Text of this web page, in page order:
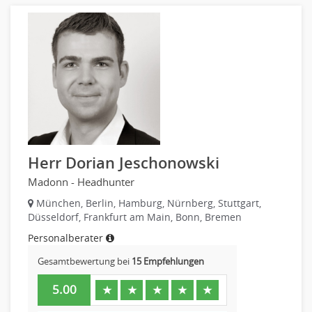
Firmenkundengeschäft
Investment-Banking
Kreditanalyse
Banken, Finanzdienstleister und Versicherungen Leitung,
Teamleitung
Mergers & Acquisitions
Privatkundengeschäft
Mathematik, Produkt, Statistik
Versicherung: Sachbearbeitung
Zahlungsverkehr
Ausbilder
Berufsschule
Erwachsenenbildung
Erzieher
Kindergarten, KiTa, Vorschule
Bildung & Soziales Leitung, Teamleitung
Herr Dorian Jeschonowski
Madonn - Headhunter
München, Berlin, Hamburg, Nürnberg, Stuttgart,
Düsseldorf, Frankfurt am Main, Bonn, Bremen
Personalberater
Gesamtbewertung bei 15 Empfehlungen
5.00 ★ ★ ★ ★ ★